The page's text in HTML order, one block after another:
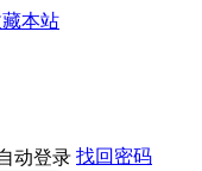
本站
动登录 找回密码